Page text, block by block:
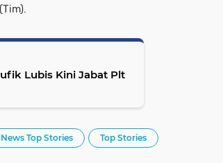
Lubis Kini Jabat Plt
News Top Stories Top Stories